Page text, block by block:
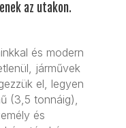
az utakon.
és modern
járművek
el, legyen
(3,5 tonnáig),
és